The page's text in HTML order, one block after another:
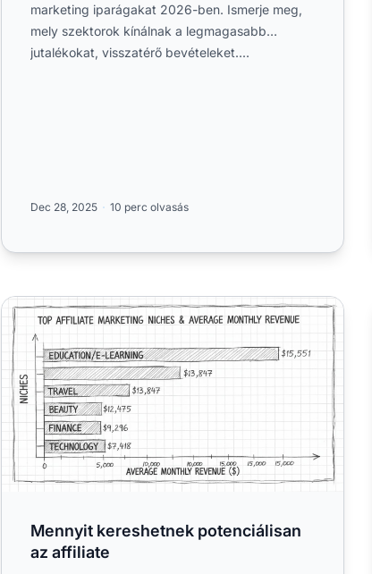
marketing iparágakat 2026-ben. Ismerje meg,
mely szektorok kínálnak a legmagasabb
jutalékokat, visszatérő bevételeket....
Dec 28, 2025 10 perc olvasás
Mennyit kereshetnek potenciálisan az affiliate
Mennyit kereshetnek potenciálisan
az affiliate